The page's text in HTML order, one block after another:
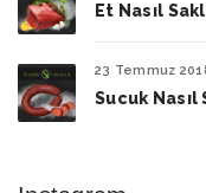
Et Nasıl
23 Temmuz
Sucuk Nasıl